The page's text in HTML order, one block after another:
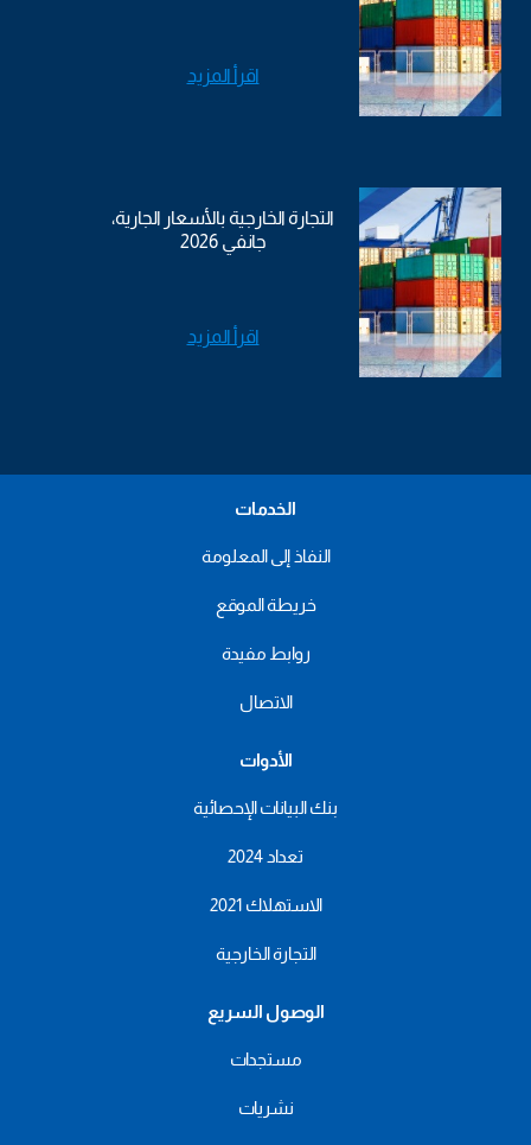
اقرأ المزيد
التجارة الخارجية بالأسعار الجارية،
جانفي 2026
اقرأ المزيد
الخدمات
النفاذ إلى المعلومة
خريطة الموقع
روابط مفيدة
الاتصال
الأدوات
بنك البيانات الإحصائية
تعداد 2024
الاستهلاك 2021
التجارة الخارجية
الوصول السريع
مستجدات
نشريات